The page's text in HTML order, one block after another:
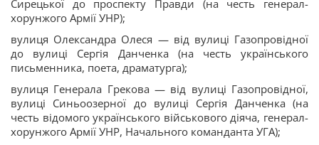
Сирецької до проспекту Правди (на честь генерал-
хорунжого Армії УНР);
вулиця Олександра Олеся — від вулиці Газопровідної
до вулиці Сергія Данченка (на честь українського
письменника, поета, драматурга);
вулиця Генерала Грекова — від вулиці Газопровідної,
вулиці Синьоозерної до вулиці Сергія Данченка (на
честь відомого українського військового діяча, генерал-
хорунжого Армії УНР, Начального команданта УГА);